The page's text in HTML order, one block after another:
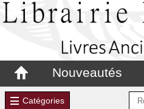
Nouveautés
Catégories